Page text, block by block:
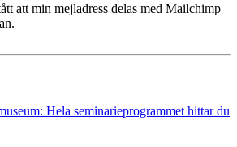
att min mejladress delas med Mailchimp
Hela seminarieprogrammet hittar du